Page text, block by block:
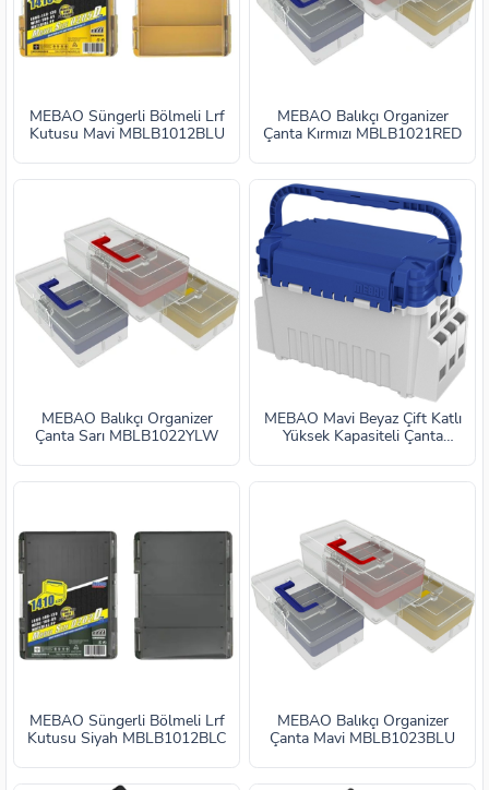
MEBAO Süngerli Bölmeli Lrf
Kutusu Mavi MBLB1012BLU
MEBAO Balıkçı Organizer
Çanta Kırmızı MBLB1021RED
MEBAO Balıkçı Organizer
Çanta Sarı MBLB1022YLW
MEBAO Mavi Beyaz Çift Katlı
Yüksek Kapasiteli Çanta
MEBAO Süngerli Bölmeli Lrf
Kutusu Siyah MBLB1012BLC
MEBAO Balıkçı Organizer
Çanta Mavi MBLB1023BLU